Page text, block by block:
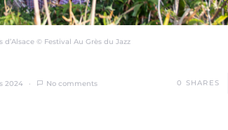
© Festival Au Grès du Jazz
2024 No comments 0 SHARES